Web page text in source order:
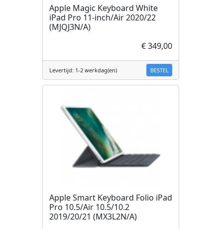
Apple Magic Keyboard White
iPad Pro 11-inch/Air 2020/22
(MJQJ3N/A)
€ 349,00
Levertijd: 1-2 werkdag(en) BESTEL
Apple Smart Keyboard Folio iPad
Pro 10.5/Air 10.5/10.2
2019/20/21 (MX3L2N/A)